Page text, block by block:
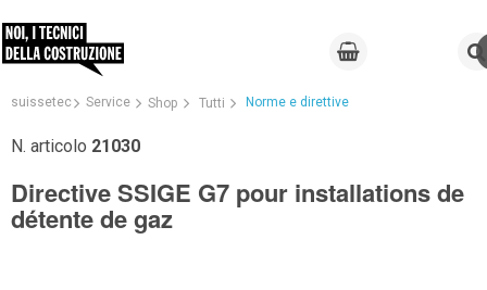
suissetec Service Shop Tutti Norme e direttive
N. articolo 21030
Directive SSIGE G7 pour installations de
détente de gaz